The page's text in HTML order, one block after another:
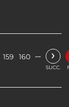
159 160 … ›
SUCC.